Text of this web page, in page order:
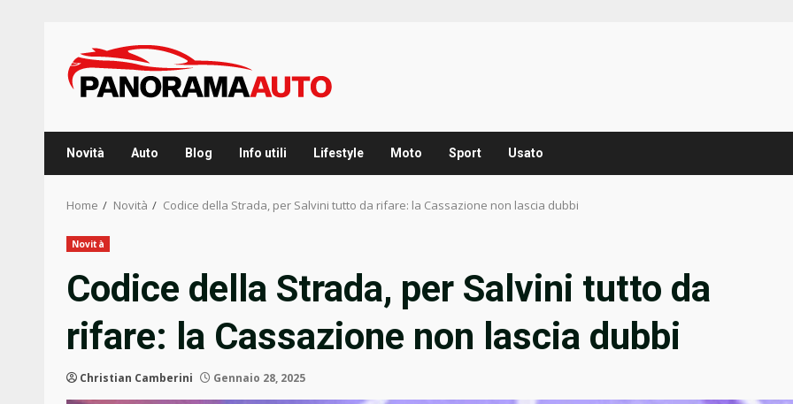
content
Novità Auto Blog Info utili Lifestyle Moto Sport Usato
Home Novità Codice della Strada, per Salvini tutto da rifare: la Cassazione non lascia dubbi
Novità
Codice della Strada, per Salvini tutto da
rifare: la Cassazione non lascia dubbi
Christian Camberini Gennaio 28, 2025